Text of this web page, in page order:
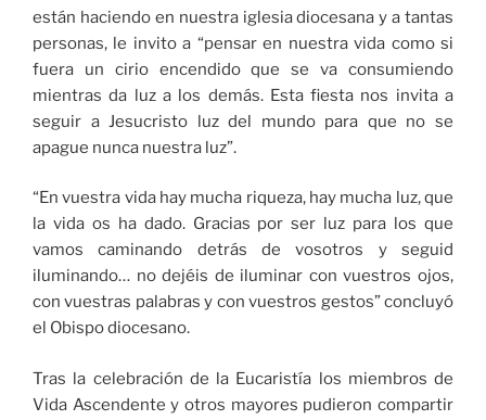
están haciendo en nuestra iglesia diocesana y a tantas
personas, le invito a “pensar en nuestra vida como si
fuera un cirio encendido que se va consumiendo
mientras da luz a los demás. Esta fiesta nos invita a
seguir a Jesucristo luz del mundo para que no se
apague nunca nuestra luz”.
“En vuestra vida hay mucha riqueza, hay mucha luz, que
la vida os ha dado. Gracias por ser luz para los que
vamos caminando detrás de vosotros y seguid
iluminando… no dejéis de iluminar con vuestros ojos,
con vuestras palabras y con vuestros gestos” concluyó
el Obispo diocesano.
Tras la celebración de la Eucaristía los miembros de
Vida Ascendente y otros mayores pudieron compartir